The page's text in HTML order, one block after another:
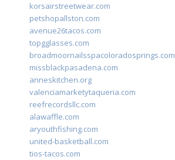
korsairstreetwear.com
petshopallston.com
avenue26tacos.com
topgglasses.com
broadmoornailsspacoloradosprings.com
missblackpasadena.com
anneskitchen.org
valenciamarketytaqueria.com
reefrecordsllc.com
alawaffle.com
aryouthfishing.com
united-basketball.com
tios-tacos.com